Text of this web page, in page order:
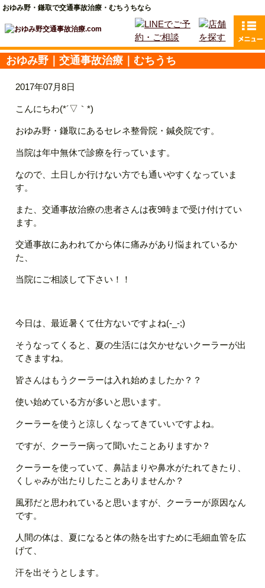
おゆみ野・鎌取で交通事故治療・むちうちなら
おゆみ野｜交通事故治療｜むちうち
2017年07月8日
こんにちわ(*´▽｀*)
おゆみ野・鎌取にあるセレネ整骨院・鍼灸院です。
当院は年中無休で診療を行っています。
なので、土日しか行けない方でも通いやすくなっていま
す。
また、交通事故治療の患者さんは夜9時まで受け付けてい
ます。
交通事故にあわれてから体に痛みがあり悩まれているか
た、
当院にご相談して下さい！！
今日は、最近暑くて仕方ないですよね(-_-;)
そうなってくると、夏の生活には欠かせないクーラーが出
てきますね。
皆さんはもうクーラーは入れ始めましたか？？
使い始めている方が多いと思います。
クーラーを使うと涼しくなってきていいですよね。
ですが、クーラー病って聞いたことありますか？
クーラーを使っていて、鼻詰まりや鼻水がたれてきたり、
くしゃみが出たりしたことありませんか？
風邪だと思われていると思いますが、クーラーが原因なん
です。
人間の体は、夏になると体の熱を出すために毛細血管を広
げて、
汗を出そうとします。